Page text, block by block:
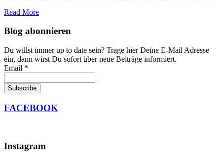
Read More
Blog abonnieren
Du willst immer up to date sein? Trage hier Deine E-Mail Adresse
ein, dann wirst Du sofort über neue Beiträge informiert.
Email *
FACEBOOK
Instagram